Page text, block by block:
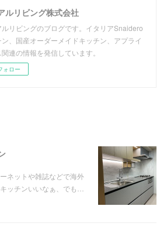
ルリビング株式会社
ルリビングのブログです。イタリアSnaidero
ン、国産オーダーメイドキッチン、アプライ
連の情報を発信しています。
ォロー
ネットや雑誌などで海外
ッチンいいなぁ、でも…